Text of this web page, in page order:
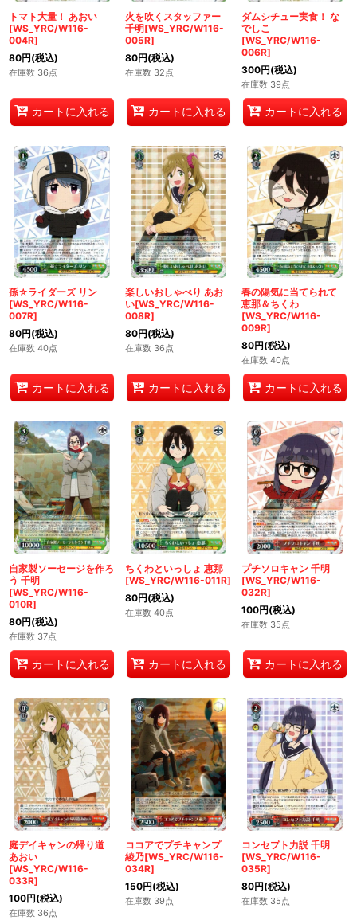
トマト大量！ あおい
[WS_YRC/W116-
004R]
80円(税込)
在庫数 36点
カートに入れる
火を吹くスタッファー
千明[WS_YRC/W116-
005R]
80円(税込)
在庫数 32点
カートに入れる
ダムシチュー実食！ な
でしこ
[WS_YRC/W116-
006R]
300円(税込)
在庫数 39点
カートに入れる
孫☆ライダーズ リン
[WS_YRC/W116-
007R]
80円(税込)
在庫数 40点
カートに入れる
楽しいおしゃべり あお
い[WS_YRC/W116-
008R]
80円(税込)
在庫数 36点
カートに入れる
春の陽気に当てられて
恵那＆ちくわ
[WS_YRC/W116-
009R]
80円(税込)
在庫数 40点
カートに入れる
自家製ソーセージを作ろ
う 千明
[WS_YRC/W116-
010R]
80円(税込)
在庫数 37点
カートに入れる
ちくわといっしょ 恵那
[WS_YRC/W116-011R]
80円(税込)
在庫数 40点
カートに入れる
プチソロキャン 千明
[WS_YRC/W116-
032R]
100円(税込)
在庫数 35点
カートに入れる
庭デイキャンの帰り道
あおい
[WS_YRC/W116-
033R]
100円(税込)
在庫数 36点
ココアでプチキャンプ
綾乃[WS_YRC/W116-
034R]
150円(税込)
在庫数 39点
コンセプト力説 千明
[WS_YRC/W116-
035R]
80円(税込)
在庫数 35点